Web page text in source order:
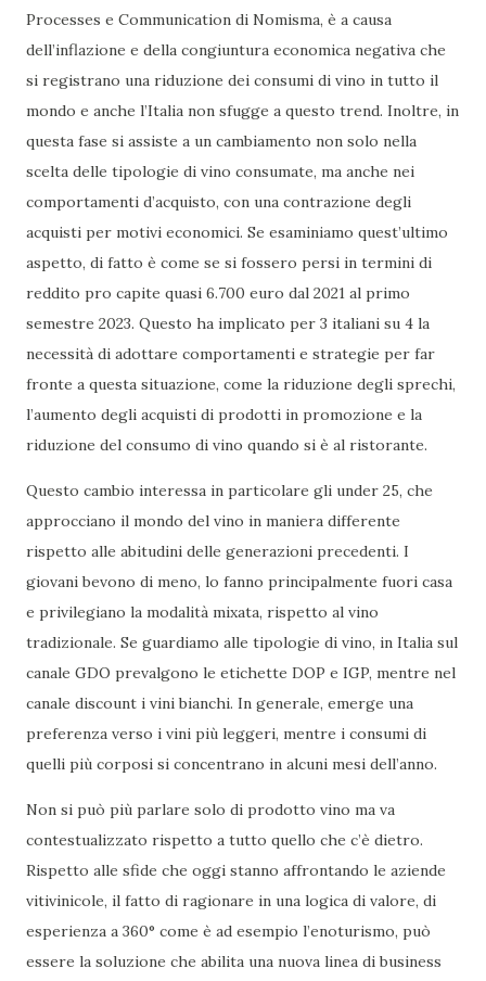
Processes e Communication di Nomisma, è a causa
dell’inflazione e della congiuntura economica negativa che
si registrano una riduzione dei consumi di vino in tutto il
mondo e anche l’Italia non sfugge a questo trend. Inoltre, in
questa fase si assiste a un cambiamento non solo nella
scelta delle tipologie di vino consumate, ma anche nei
comportamenti d’acquisto, con una contrazione degli
acquisti per motivi economici. Se esaminiamo quest’ultimo
aspetto, di fatto è come se si fossero persi in termini di
reddito pro capite quasi 6.700 euro dal 2021 al primo
semestre 2023. Questo ha implicato per 3 italiani su 4 la
necessità di adottare comportamenti e strategie per far
fronte a questa situazione, come la riduzione degli sprechi,
l’aumento degli acquisti di prodotti in promozione e la
riduzione del consumo di vino quando si è al ristorante.
Questo cambio interessa in particolare gli under 25, che
approcciano il mondo del vino in maniera differente
rispetto alle abitudini delle generazioni precedenti. I
giovani bevono di meno, lo fanno principalmente fuori casa
e privilegiano la modalità mixata, rispetto al vino
tradizionale. Se guardiamo alle tipologie di vino, in Italia sul
canale GDO prevalgono le etichette DOP e IGP, mentre nel
canale discount i vini bianchi. In generale, emerge una
preferenza verso i vini più leggeri, mentre i consumi di
quelli più corposi si concentrano in alcuni mesi dell’anno.
Non si può più parlare solo di prodotto vino ma va
contestualizzato rispetto a tutto quello che c’è dietro.
Rispetto alle sfide che oggi stanno affrontando le aziende
vitivinicole, il fatto di ragionare in una logica di valore, di
esperienza a 360° come è ad esempio l’enoturismo, può
essere la soluzione che abilita una nuova linea di business